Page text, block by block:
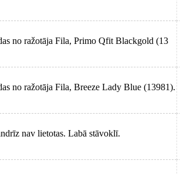
no ražotāja Fila, Primo Qfit Blackgold (13
no ražotāja Fila, Breeze Lady Blue (13981).
nav lietotas. Labā stāvoklī.